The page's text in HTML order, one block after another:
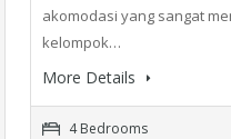
akomodasi yang sangat
kelompok…
More Details
4 Bedrooms